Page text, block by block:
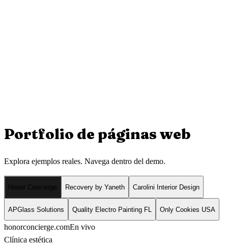
Portfolio de páginas web
Explora ejemplos reales. Navega dentro del demo.
Honor Concierge Recovery by Yaneth Carolini Interior Design
APGlass Solutions Quality Electro Painting FL Only Cookies USA
honorconcierge.comEn vivo
Clínica estética